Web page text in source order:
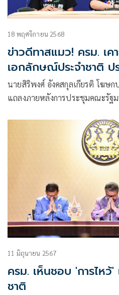
18 พฤศจิกายน 2568
ข่าวดีทาสแมว! ครม. เค
เอกลักษณ์ประจำชาติ ป
นายสิริพงศ์ อังคสกุลเกียรติ โฆษ
แถลงภายหลังการประชุมคณะรัฐ
ชาติ ประเภทสัตว์เลี้ยง ตามที่ค
11 มิถุนายน 2567
ครม. เห็นชอบ 'การไหว้
ชาติ